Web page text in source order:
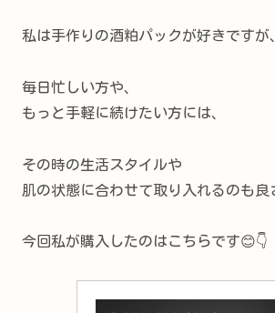
私は手作りの酒粕パックが好きですが
毎日忙しい方や、
もっと手軽に続けたい方には、
その時の生活スタイルや
肌の状態に合わせて取り入れるのも良
今回私が購入したのはこちらです😊👇